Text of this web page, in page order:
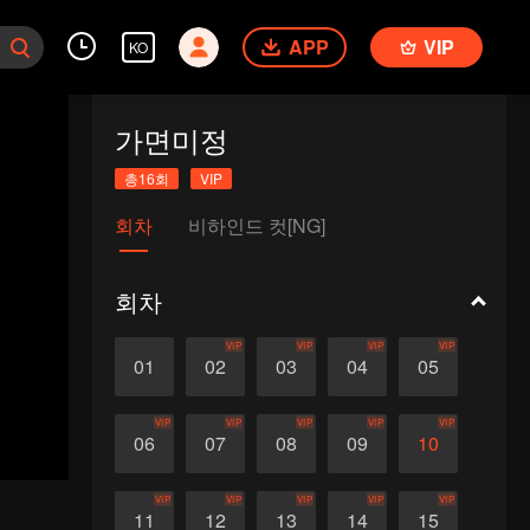
KO APP VIP
가면미정
총16회 VIP
회차 비하인드 컷[NG]
회차
01 02
VIP
03
VIP
04
VIP
05
VIP
06
VIP
07
VIP
08
VIP
09
VIP
10
VIP
11
VIP
12
VIP
13
VIP
14
VIP
15
VIP